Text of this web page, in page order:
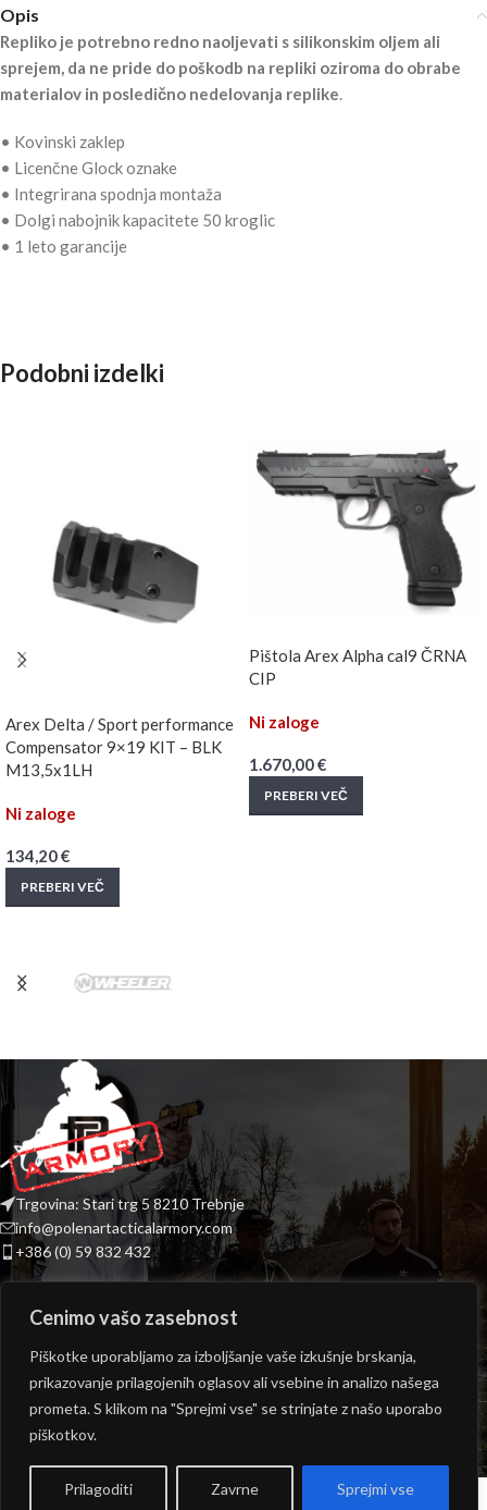
Cenimo vašo zasebnost
Piškotke uporabljamo za izboljšanje vaše izkušnje brskanja,
prikazovanje prilagojenih oglasov ali vsebine in analizo našega
prometa. S klikom na "Sprejmi vse" se strinjate z našo uporabo
piškotkov.
Prilagoditi Zavrne Sprejmi vse
Opis
Repliko je potrebno redno naoljevati s silikonskim oljem ali
sprejem, da ne pride do poškodb na repliki oziroma do obrabe
materialov in posledično nedelovanja replike.
• Kovinski zaklep
• Licenčne Glock oznake
• Integrirana spodnja montaža
• Dolgi nabojnik kapacitete 50 kroglic
• 1 leto garancije
Podobni izdelki
Arex Delta / Sport performance
Compensator 9×19 KIT – BLK
M13,5x1LH
Ni zaloge
134,20€
PREBERI VEČ
Pištola Arex Alpha cal9 ČRNA
CIP
Ni zaloge
1.670,00€
PREBERI VEČ
Trgovina: Stari trg 5 8210 Trebnje
info@polenartacticalarmory.com
+386 (0) 59 832 432
ODPIRALNI ČAS TRGOVINE
Copyright © 2026 Polenar Tactical- Izvedba:epicmedia.si